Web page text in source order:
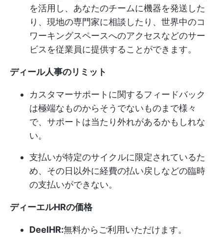
を活用し、あなたのチームに機器を発送した
り、現地の専門家に相談したり、世界中のコ
ワーキングスペースへのアクセスなどのサー
ビスを従業員に提供することができます。
ディール人事のリミット
カスタマーサポートに関するフィードバック
は極端なものからそうでないものまで様々
で、サポートは当たり外れがあるかもしれな
い。
支払いが特定のサイクルに限定されているた
め、その日以外に経費の払い戻しなどの臨時
の支払いができない。
ディーエルHRの価格
DeelHR:無料からご利用いただけます。